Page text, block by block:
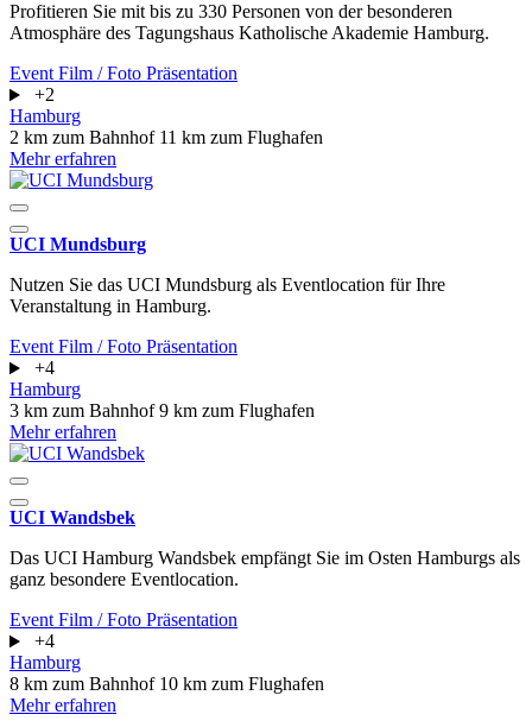
Profitieren Sie mit bis zu 330 Personen von der besonderen
Atmosphäre des Tagungshaus Katholische Akademie Hamburg.
Event Film / Foto Präsentation
+2
Hamburg
2 km zum Bahnhof 11 km zum Flughafen
Mehr erfahren
UCI Mundsburg
Nutzen Sie das UCI Mundsburg als Eventlocation für Ihre
Veranstaltung in Hamburg.
Event Film / Foto Präsentation
+4
Hamburg
3 km zum Bahnhof9 km zum Flughafen
Mehr erfahren
UCI Wandsbek
Das UCI Hamburg Wandsbek empfängt Sie im Osten Hamburgs als
ganz besondere Eventlocation.
Event Film / Foto Präsentation
+4
Hamburg
8 km zum Bahnhof 10 km zum Flughafen
Mehr erfahren